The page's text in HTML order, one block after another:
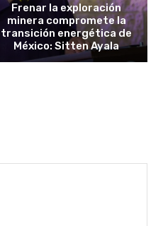
Frenar la exploración
minera compromete la
transición energética de
México: Sitten Ayala